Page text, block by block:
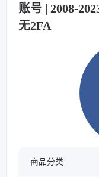
账号 | 2008-
无2FA
商品分类